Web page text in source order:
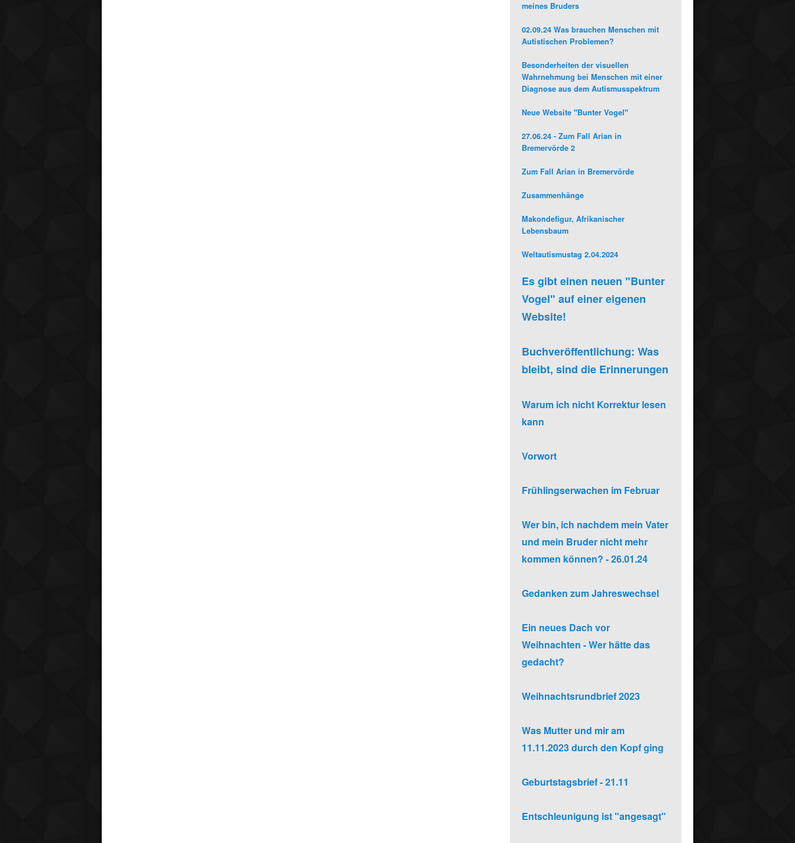
meines Bruders
02.09.24 Was brauchen Menschen mit
Autistischen Problemen?
Besonderheiten der visuellen
Wahrnehmung bei Menschen mit einer
Diagnose aus dem Autismusspektrum
Neue Website "Bunter Vogel"
27.06.24 - Zum Fall Arian in
Bremervörde 2
Zum Fall Arian in Bremervörde
Zusammenhänge
Makondefigur, Afrikanischer
Lebensbaum
Weltautismustag 2.04.2024
Es gibt einen neuen "Bunter
Vogel" auf einer eigenen
Website!
Buchveröffentlichung: Was
bleibt, sind die Erinnerungen
Warum ich nicht Korrektur lesen
kann
Vorwort
Frühlingserwachen im Februar
Wer bin, ich nachdem mein Vater
und mein Bruder nicht mehr
kommen können? - 26.01.24
Gedanken zum Jahreswechsel
Ein neues Dach vor
Weihnachten - Wer hätte das
gedacht?
Weihnachtsrundbrief 2023
Was Mutter und mir am
11.11.2023 durch den Kopf ging
Geburtstagsbrief - 21.11
Entschleunigung ist "angesagt"